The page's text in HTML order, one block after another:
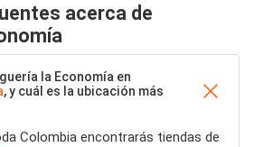
acerca de
la Economía en
, y cuál es la ubicación más
Colombia encontrarás tiendas de